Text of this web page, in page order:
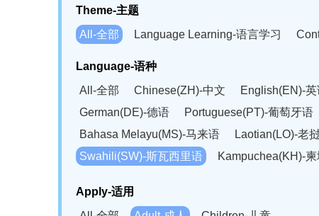
Theme-主题
All-全部
Language Learning-语言学习
Language-语种
All-全部
Chinese(ZH)-中文 English(EN)-英
German(DE)-德语
Portuguese(PT)-葡萄牙语
Bahasa Melayu(MS)-马来语
Laotian(LO)-老
Swahili(SW)-斯瓦西里语
Kampuchea(KH)-
Apply-适用